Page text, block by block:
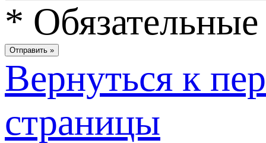
*
Вернуться к
страницы